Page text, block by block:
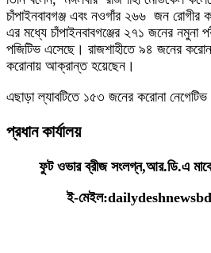
চাঁপাইনবাবগঞ্জ এবং নওগাঁর ২৬৬ জন রোগীর
এর মধ্যে চাঁপাইনবাবগঞ্জের ২৭১ জনের নমুনা
পজিটিভ এসেছে। রাজশাহীতে ৯৪ জনের
করোনায় আক্রান্ত হয়েছেন।
এছাড়া ল্যাবটিতে ১৫৩ জনের করোনা
প্রধান কার্যালয়
ফুট ওভার ব্রীজ সংলগ্ন,আর.ডি.এ
ই-